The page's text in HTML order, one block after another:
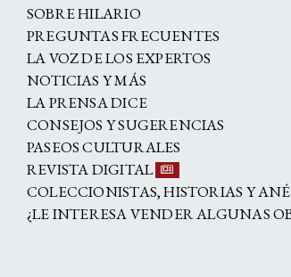
SOBRE HILARIO
PREGUNTAS FRECUENTES
LA VOZ DE LOS EXPERTOS
NOTICIAS Y MÁS
LA PRENSA DICE
CONSEJOS Y SUGERENCIAS
PASEOS CULTURALES
REVISTA DIGITAL
COLECCIONISTAS, HISTORIAS Y
¿LE INTERESA VENDER ALGUNAS